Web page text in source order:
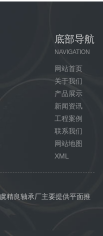
底部导航
NAVIGATION
网站首页
关于我们
产品展示
新闻资讯
工程案例
联系我们
网站地图
XML
精良轴承厂主要提供平面推